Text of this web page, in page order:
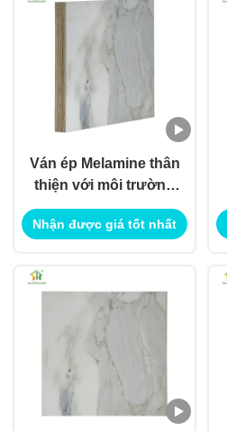
Ván ép Melamine thân
thiện với môi trường
Ván ép Melamine
dùng để trang trí nội
Nhận được giá tốt nhất